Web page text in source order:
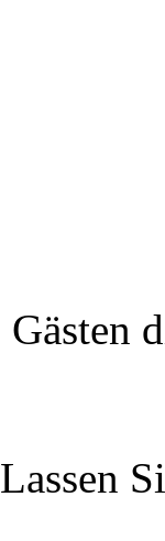
Gästen
Lassen